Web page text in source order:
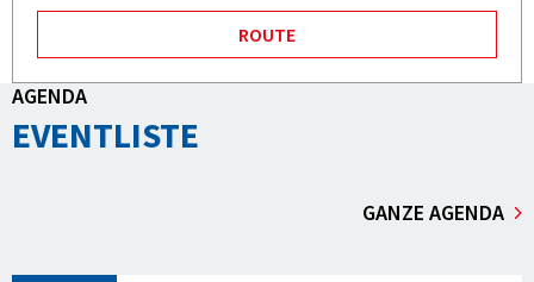
ROUTE
AGENDA
EVENTLISTE
GANZE AGENDA